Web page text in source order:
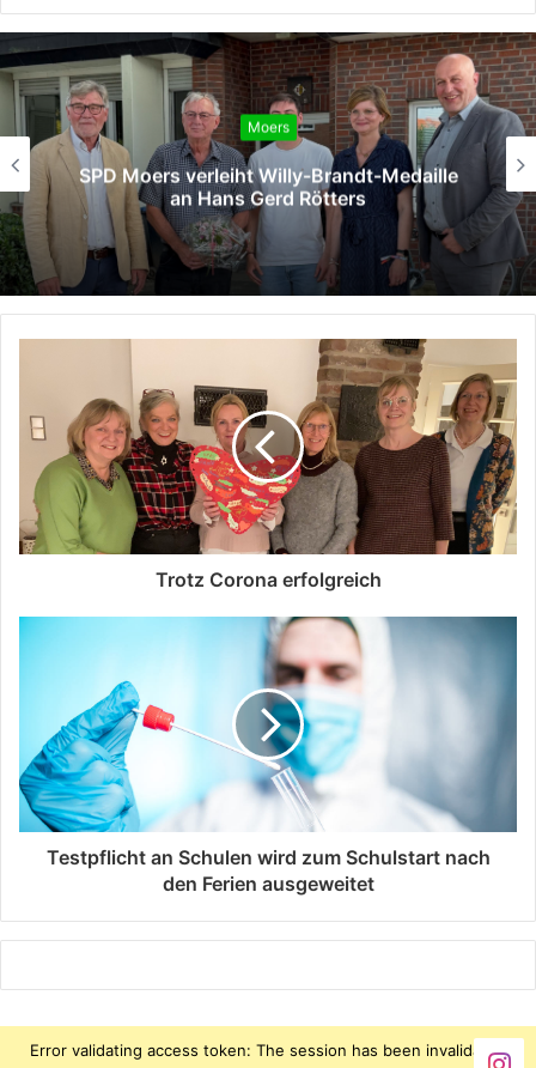
Moers
Moers verleiht Willy-Brandt-Medaille
an Hans Gerd Rötters
Trotz Corona erfolgreich
Testpflicht an Schulen wird zum Schulstart nach
den Ferien ausgeweitet
Error validating access token: The session has been invalidated